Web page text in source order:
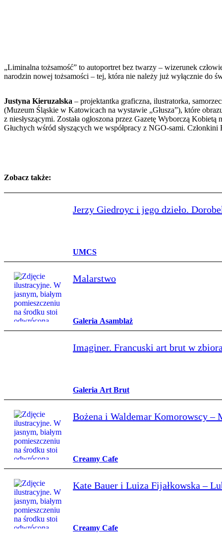
„Liminalna tożsamość” to autoportret bez twarzy – wizerunek
narodzin nowej tożsamości – tej, która nie należy już wyłącznie do
Justyna Kieruzalska – projektantka graficzna, ilustratorka,
(Muzeum Śląskie w Katowicach na wystawie „Głusza”), które
z niesłyszącymi. Została ogłoszona przez Gazetę Wyborczą
Głuchych wśród słyszących we współpracy z NGO-sami.
Zobacz także:
Jerzy Giedroyc i jego dzieło.
UMCS
Malarstwo
Galeria Asamblaż
Imaginer. Francuski art brut w
Galeria Art Brut
Bożena i Waldemar Komorowscy
Creamy Cafe
Kate Bauer i Luiza Fijałkowska –
Creamy Cafe